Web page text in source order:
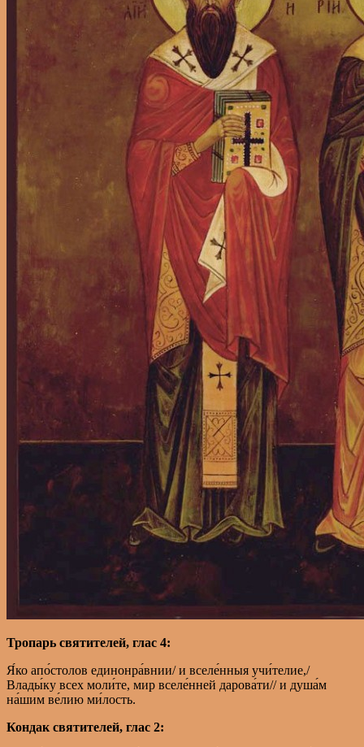
Тропарь святителей, глас 4:
Я́ко апо́столов единонра́внии/ и вселе́нныя учи́телие,/
Влады́ку всех моли́те, мир вселе́нней дарова́ти// и душа́м
на́шим ве́лию ми́лость.
Кондак святителей, глас 2: